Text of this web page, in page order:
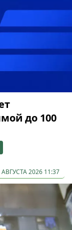
до 100
АВГУСТА 2026 11:37